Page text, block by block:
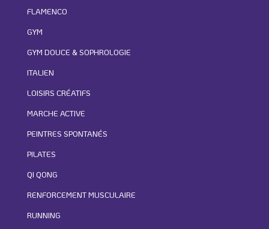
FLAMENCO
GYM
GYM DOUCE & SOPHROLOGIE
ITALIEN
LOISIRS CRÉATIFS
MARCHE ACTIVE
PEINTRES SPONTANÉS
PILATES
QI QONG
RENFORCEMENT MUSCULAIRE
RUNNING